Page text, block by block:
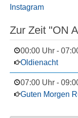
Instagram
Zur Zeit "ON
00:00 Uhr -
Oldienacht
07:00 Uhr -
Guten Morgen